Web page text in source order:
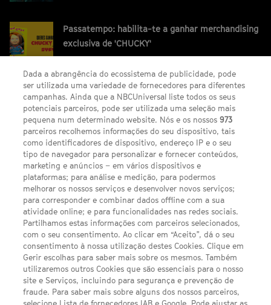
Passatempo: habilita-te a ganhar merchandising
exclusiva de 'CHUCKY'
SEGUE-NOS
FACEBOOK
TWITTER
YOUTUBEINSTAGRAM
LINKS ÚTEIS
Escolhas de Anúncios
Política de privacidade
Termos E Condições
FILMES
Dada a abrangência do ecossistema de publicidade, pode
ser utilizada uma variedade de fornecedores para diferentes
campanhas. Ainda que a NBCUniversal liste todos os seus
potenciais parceiros, pode ser utilizada uma seleção mais
pequena num determinado website. Nós e os nossos973
parceiros recolhemos informações do seu dispositivo, tais
como identificadores de dispositivo, endereço IP e o seu
tipo de navegador para personalizar e fornecer conteúdos,
marketing e anúncios – em vários dispositivos e
plataformas; para análise e medição, para podermos
melhorar os nossos serviços e desenvolver novos serviços;
para corresponder e combinar dados offline com a sua
atividade online; e para funcionalidades nas redes sociais.
Partilhamos estas informações com parceiros selecionados,
com o seu consentimento. Ao clicar em “Aceito”, dá o seu
consentimento à nossa utilização destes Cookies. Clique em
Gerir escolhas para saber mais sobre os mesmos. Também
utilizaremos outros Cookies que são essenciais para o nosso
site e Serviços, incluindo para segurança e prevenção de
fraude. Para saber mais sobre alguns dos nossos parceiros,